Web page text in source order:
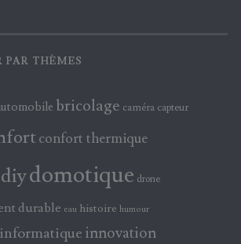
PAR THÈMES
bricolage caméra capteur
confort thermique
diydomotique drone
durable eau histoire humour
informatique innovation